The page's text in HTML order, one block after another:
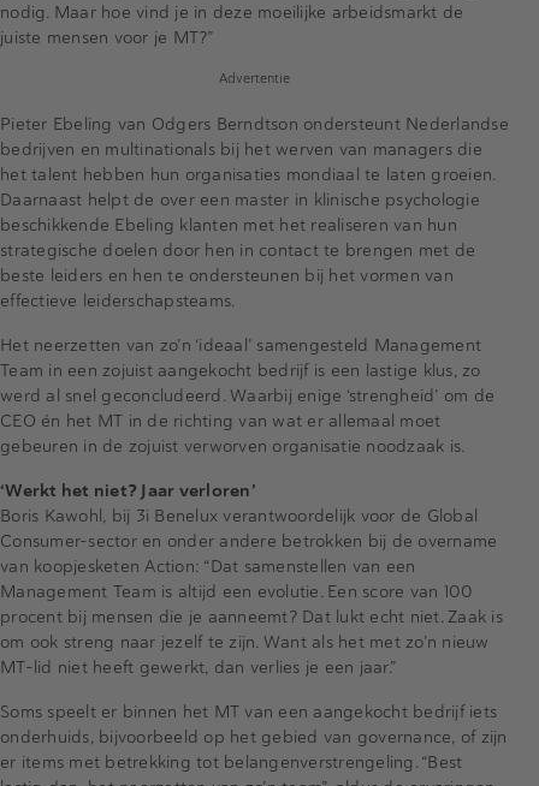
nodig. Maar hoe vind je in deze moeilijke arbeidsmarkt de
juiste mensen voor je MT?”
Advertentie
Pieter Ebeling van Odgers Berndtson ondersteunt Nederlandse
bedrijven en multinationals bij het werven van managers die
het talent hebben hun organisaties mondiaal te laten groeien.
Daarnaast helpt de over een master in klinische psychologie
beschikkende Ebeling klanten met het realiseren van hun
strategische doelen door hen in contact te brengen met de
beste leiders en hen te ondersteunen bij het vormen van
effectieve leiderschapsteams.
Het neerzetten van zo’n ‘ideaal’ samengesteld Management
Team in een zojuist aangekocht bedrijf is een lastige klus, zo
werd al snel geconcludeerd. Waarbij enige ‘strengheid’ om de
CEO én het MT in de richting van wat er allemaal moet
gebeuren in de zojuist verworven organisatie noodzaak is.
‘Werkt het niet? Jaar verloren’
Boris Kawohl, bij 3i Benelux verantwoordelijk voor de Global
Consumer-sector en onder andere betrokken bij de overname
van koopjesketen Action: “Dat samenstellen van een
Management Team is altijd een evolutie. Een score van 100
procent bij mensen die je aanneemt? Dat lukt echt niet. Zaak is
om ook streng naar jezelf te zijn. Want als het met zo’n nieuw
MT-lid niet heeft gewerkt, dan verlies je een jaar.”
Soms speelt er binnen het MT van een aangekocht bedrijf iets
onderhuids, bijvoorbeeld op het gebied van governance, of zijn
er items met betrekking tot belangenverstrengeling. “Best